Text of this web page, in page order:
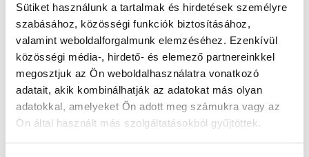
Sütiket használunk a tartalmak és hirdetések személyre
szabásához, közösségi funkciók biztosításához,
valamint weboldalforgalmunk elemzéséhez. Ezenkívül
közösségi média-, hirdető- és elemező partnereinkkel
megosztjuk az Ön weboldalhasználatra vonatkozó
adatait, akik kombinálhatják az adatokat más olyan
adatokkal, amelyeket Ön adott meg számukra vagy az
Ön által használt más szolgáltatásokból gyűjtöttek.